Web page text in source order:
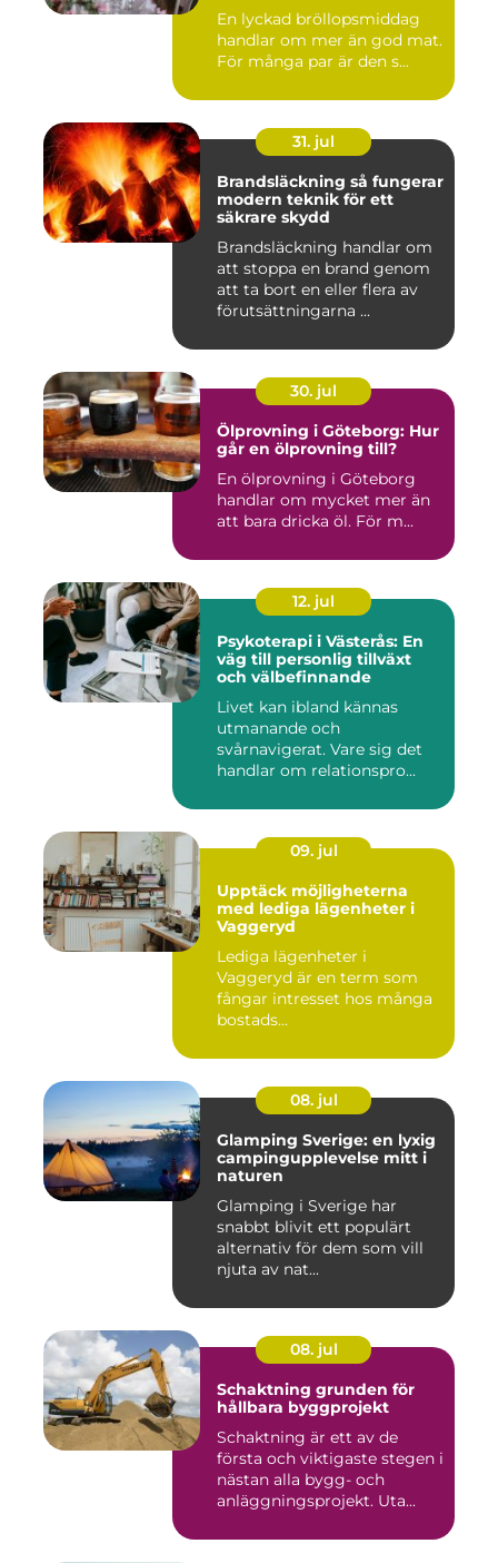
En lyckad bröllopsmiddag
handlar om mer än god mat.
För många par är den s...
31. jul
Brandsläckning så fungerar
modern teknik för ett
säkrare skydd
Brandsläckning handlar om
att stoppa en brand genom
att ta bort en eller flera av
förutsättningarna ...
30. jul
Ölprovning i Göteborg: Hur
går en ölprovning till?
En ölprovning i Göteborg
handlar om mycket mer än
att bara dricka öl. För m...
12. jul
Psykoterapi i Västerås: En
väg till personlig tillväxt
och välbefinnande
Livet kan ibland kännas
utmanande och
svårnavigerat. Vare sig det
handlar om relationspro...
09. jul
Upptäck möjligheterna
med lediga lägenheter i
Vaggeryd
Lediga lägenheter i
Vaggeryd är en term som
fångar intresset hos många
bostads...
08. jul
Glamping Sverige: en lyxig
campingupplevelse mitt i
naturen
Glamping i Sverige har
snabbt blivit ett populärt
alternativ för dem som vill
njuta av nat...
08. jul
Schaktning grunden för
hållbara byggprojekt
Schaktning är ett av de
första och viktigaste stegen i
nästan alla bygg- och
anläggningsprojekt. Uta...